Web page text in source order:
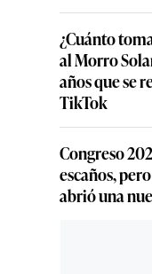
¿Cuánto
al Morro
años que se
TikTok
Congreso
escaños,
abrió una